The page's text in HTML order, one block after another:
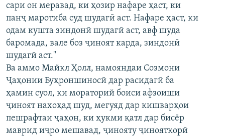
сари он меравад, ки ҳозир нафаре ҳаст, ки
панҷ маротиба суд шудагӣ аст. Нафаре ҳаст, ки
одам кушта зиндонӣ шудагӣ аст, авф шуда
баромада, вале боз ҷиноят карда, зиндонӣ
шудагӣ аст."
Ва аммо Майкл Ҳолл, намояндаи Созмони
Ҷаҳонии Буҳроншиносӣ дар расидагӣ ба
ҳамин суол, ки мораторий боиси афзоиши
ҷиноят нахоҳад шуд, мегуяд дар кишварҳои
пешрафтаи ҷаҳон, ки ҳукми қатл дар бисёр
маврид иҷро мешавад, ҷинояту ҷинояткорӣ